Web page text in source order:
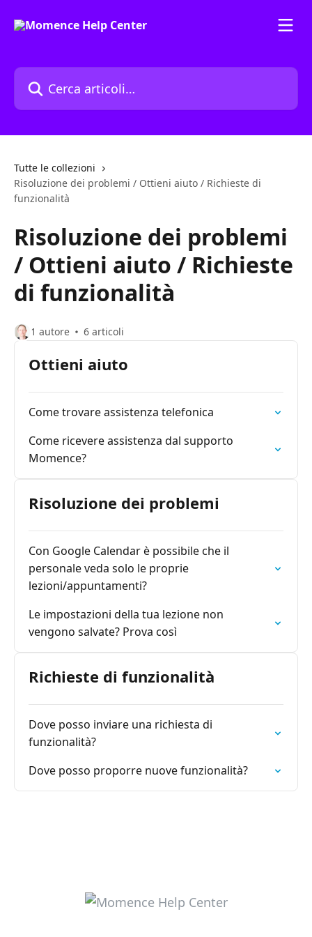
Cerca articoli…
Tutte le collezioni
Risoluzione dei problemi / Ottieni aiuto / Richieste di
funzionalità
Risoluzione dei problemi
/ Ottieni aiuto / Richieste
di funzionalità
1 autore 6 articoli
Ottieni aiuto
Come trovare assistenza telefonica
Come ricevere assistenza dal supporto
Momence?
Risoluzione dei problemi
Con Google Calendar è possibile che il
personale veda solo le proprie
lezioni/appuntamenti?
Le impostazioni della tua lezione non
vengono salvate? Prova così
Richieste di funzionalità
Dove posso inviare una richiesta di
funzionalità?
Dove posso proporre nuove funzionalità?